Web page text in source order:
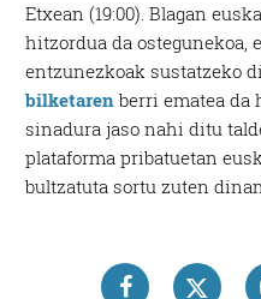
Etxean (19:00). Blagan
hitzordua da ostegunekoa,
entzunezkoak sustatzeko
bilketaren berri ematea da
sinadura jaso nahi ditu
plataforma pribatuetan
bultzatuta sortu zuten